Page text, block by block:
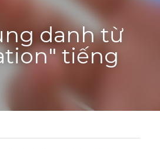
danh từ
tiếng